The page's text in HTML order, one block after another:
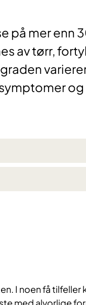
på mer enn
av tørr,
I noen få tilfeller